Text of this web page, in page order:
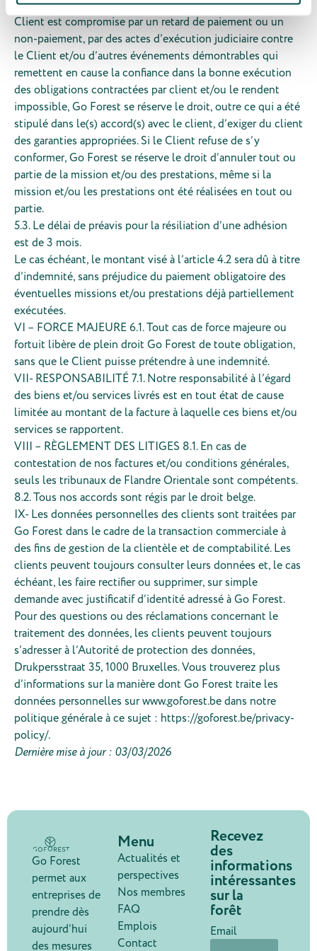
5.2. Si la confiance de Go Forest dans la solvabilité du
Client est compromise par un retard de paiement ou un
non-paiement, par des actes d’exécution judiciaire contre
le Client et/ou d’autres événements démontrables qui
remettent en cause la confiance dans la bonne exécution
des obligations contractées par client et/ou le rendent
impossible, Go Forest se réserve le droit, outre ce qui a été
stipulé dans le(s) accord(s) avec le client, d’exiger du client
des garanties appropriées. Si le Client refuse de s’y
conformer, Go Forest se réserve le droit d’annuler tout ou
partie de la mission et/ou des prestations, même si la
mission et/ou les prestations ont été réalisées en tout ou
partie.
5.3. Le délai de préavis pour la résiliation d’une adhésion
est de 3 mois.
Le cas échéant, le montant visé à l’article 4.2 sera dû à titre
d’indemnité, sans préjudice du paiement obligatoire des
éventuelles missions et/ou prestations déjà partiellement
exécutées.
VI – FORCE MAJEURE 6.1. Tout cas de force majeure ou
fortuit libère de plein droit Go Forest de toute obligation,
sans que le Client puisse prétendre à une indemnité.
VII- RESPONSABILITÉ 7.1. Notre responsabilité à l’égard
des biens et/ou services livrés est en tout état de cause
limitée au montant de la facture à laquelle ces biens et/ou
services se rapportent.
VIII – RÈGLEMENT DES LITIGES 8.1. En cas de
contestation de nos factures et/ou conditions générales,
seuls les tribunaux de Flandre Orientale sont compétents.
8.2. Tous nos accords sont régis par le droit belge.
IX- Les données personnelles des clients sont traitées par
Go Forest dans le cadre de la transaction commerciale à
des fins de gestion de la clientèle et de comptabilité. Les
clients peuvent toujours consulter leurs données et, le cas
échéant, les faire rectifier ou supprimer, sur simple
demande avec justificatif d’identité adressé à Go Forest.
Pour des questions ou des réclamations concernant le
traitement des données, les clients peuvent toujours
s’adresser à l’Autorité de protection des données,
Drukpersstraat 35, 1000 Bruxelles. Vous trouverez plus
d’informations sur la manière dont Go Forest traite les
données personnelles sur www.goforest.be dans notre
politique générale à ce sujet : https://goforest.be/privacy-
policy/.
Dernière mise à jour : 03/03/2026
Go Forest
permet aux
entreprises de
prendre dès
aujourd’hui
des mesures
Menu
Actualités et
perspectives
Nos membres
FAQ
Emplois
Contact
Recevez
des
informations
intéressantes
sur la
forêt
Email